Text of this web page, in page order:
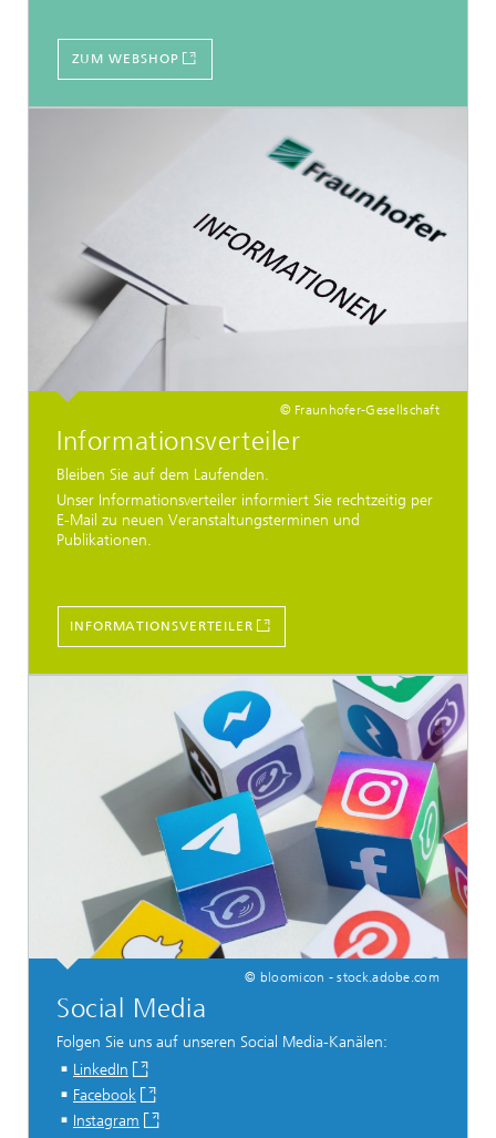
ZUM WEBSHOP
© Fraunhofer-Gesellschaft
Informationsverteiler
Bleiben Sie auf dem Laufenden.
Unser Informationsverteiler informiert Sie rechtzeitig per
E-Mail zu neuen Veranstaltungsterminen und
Publikationen.
INFORMATIONSVERTEILER
© bloomicon - stock.adobe.com
Social Media
Folgen Sie uns auf unseren Social Media-Kanälen:
LinkedIn
Facebook
Instagram